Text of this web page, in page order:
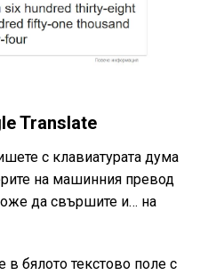
Translate
с клавиатурата дума
на машинния превод
да свършите и… на
в бялото текстово поле с